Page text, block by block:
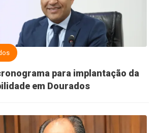
para implantação da
em Dourados